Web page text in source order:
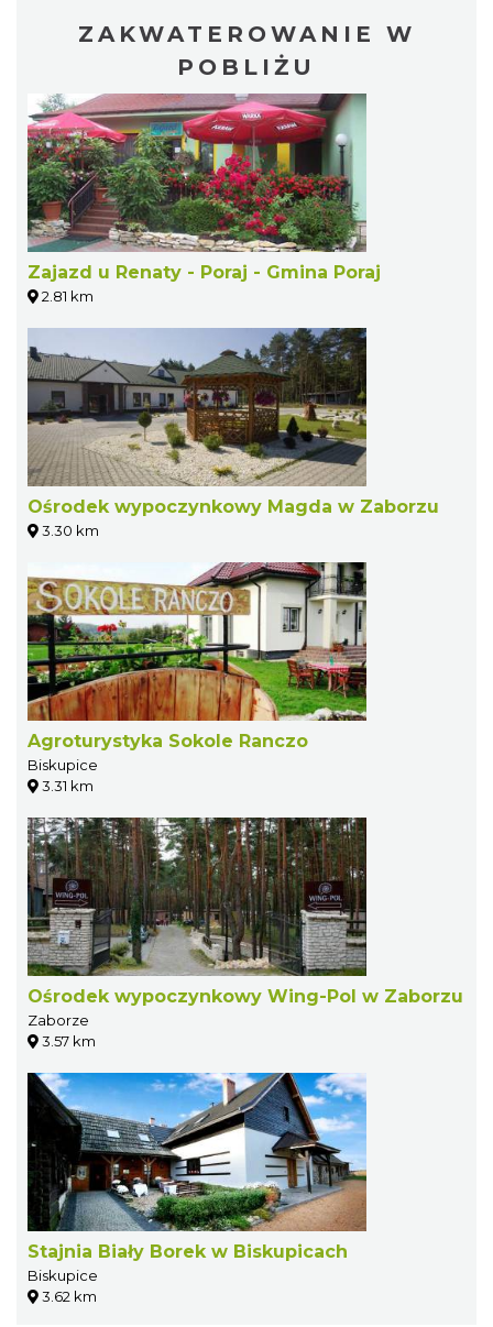
ZAKWATEROWANIE W
POBLIŻU
Zajazd u Renaty - Poraj - Gmina Poraj
2.81 km
Ośrodek wypoczynkowy Magda w Zaborzu
3.30 km
Agroturystyka Sokole Ranczo
Biskupice
3.31 km
Ośrodek wypoczynkowy Wing-Pol w Zaborzu
Zaborze
3.57 km
Stajnia Biały Borek w Biskupicach
Biskupice
3.62 km